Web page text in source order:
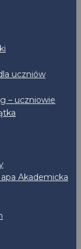
uczniów
– uczniowie
Akademicka